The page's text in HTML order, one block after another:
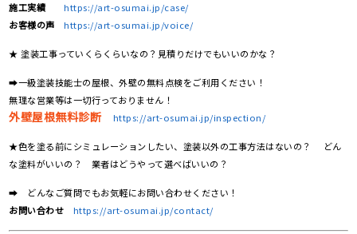
施工実績
https://art-osumai.jp/case/
お客様の声
https://art-osumai.jp/voice/
★ 塗装工事っていくらくらいなの？見積りだけでもいいのかな？
➡一級塗装技能士の屋根、外壁の無料点検をご利用ください！
無理な営業等は一切行っておりません！
外壁屋根無料診断 https://art-osumai.jp/inspection/
★色を塗る前にシミュレーションしたい、塗装以外の工事方法はないの？ どん
な塗料がいいの？ 業者はどうやって選べばいいの？
➡ どんなご質問でもお気軽にお問い合わせください！
お問い合わせ
https://art-osumai.jp/contact/